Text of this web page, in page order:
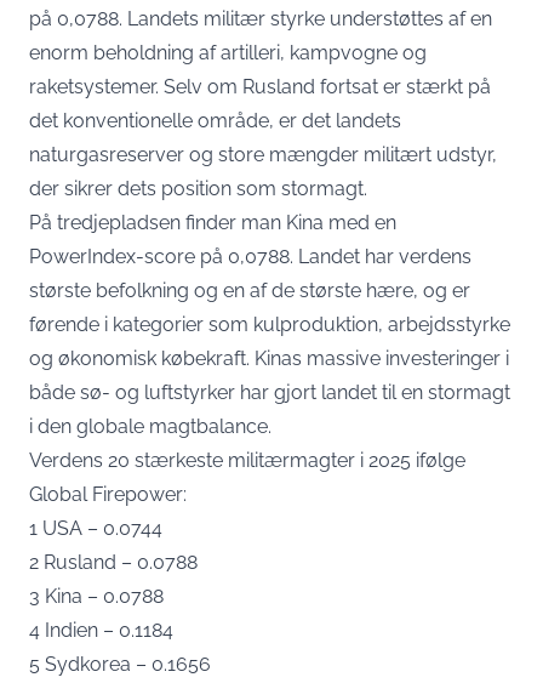
på 0,0788. Landets militær styrke understøttes af en
enorm beholdning af artilleri, kampvogne og
raketsystemer. Selv om Rusland fortsat er stærkt på
det konventionelle område, er det landets
naturgasreserver og store mængder militært udstyr,
der sikrer dets position som stormagt.
På tredjepladsen finder man Kina med en
PowerIndex-score på 0,0788. Landet har verdens
største befolkning og en af de største hære, og er
førende i kategorier som kulproduktion, arbejdsstyrke
og økonomisk købekraft. Kinas massive investeringer i
både sø- og luftstyrker har gjort landet til en stormagt
i den globale magtbalance.
Verdens 20 stærkeste militærmagter i 2025 ifølge
Global Firepower:
1 USA – 0.0744
2 Rusland – 0.0788
3 Kina – 0.0788
4 Indien – 0.1184
5 Sydkorea – 0.1656